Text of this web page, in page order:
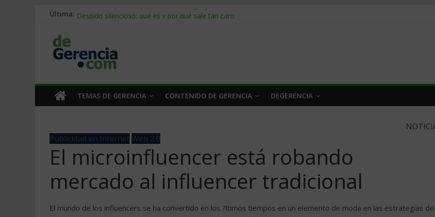
Última: Stablecoins para empresas: cómo pagar y cobrar en 2026
Trabajo forzoso en la cadena de suministro: qué hacer
Mercado hispano de EE. UU.: cómo segmentarlo y venderle
TEMAS DE GERENCIA CONTENIDO DE GERENCIA DEGERENCIA
Publicidad en InternetWeb 2.0
El microinfluencer está robando
mercado al influencer tradicional
El mundo de los influencers se ha convertido en los ?ltimos tiempos en un elemento de moda en las estrategias de